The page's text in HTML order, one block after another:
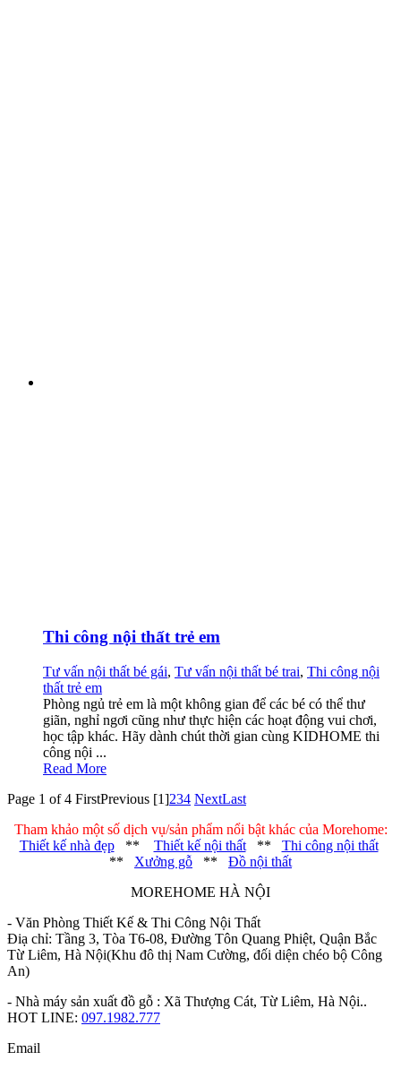
Thi công nội thất trẻ em
Tư vấn nội thất bé gái, Tư vấn nội thất bé trai, Thi công nội
thất trẻ em
Phòng ngủ trẻ em là một không gian để các bé có thể thư
giãn, nghỉ ngơi cũng như thực hiện các hoạt động vui chơi,
học tập khác. Hãy dành chút thời gian cùng KIDHOME thi
công nội ...
Read More
Page 1 of 4 FirstPrevious [1]234 NextLast
Tham khảo một số dịch vụ/sản phẩm nổi bật khác của Morehome:
Thiết kế nhà đẹp** Thiết kế nội thất** Thi công nội thất
** Xưởng gỗ ** Đồ nội thất
MOREHOME HÀ NỘI
- Văn Phòng Thiết Kế & Thi Công Nội Thất
Điạ chỉ: Tầng 3, Tòa T6-08, Đường Tôn Quang Phiệt, Quận Bắc
Từ Liêm, Hà Nội(Khu đô thị Nam Cường, đối diện chéo bộ Công
An)
- Nhà máy sản xuất đồ gỗ : Xã Thượng Cát, Từ Liêm, Hà Nội..
HOT LINE: 097.1982.777
Email